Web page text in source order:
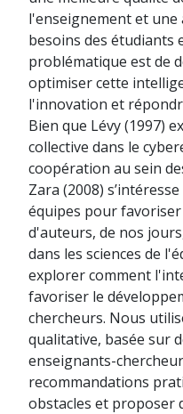
l'enseignement et une
besoins des étudiants
problématique est de
optimiser cette
l'innovation et
Bien que Lévy (1997)
collective dans le
coopération au sein
Zara (2008)
équipes pour
d'auteurs, de nos
dans les sciences de
explorer comment
favoriser le
chercheurs. Nous
qualitative, basée sur
enseignants-
recommandations
obstacles et proposer